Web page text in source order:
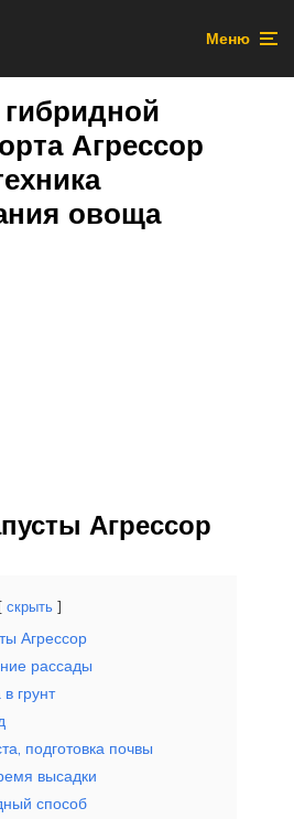
Меню
Агрессор
овоща
Агрессор
скрыть
Агрессор
рассады
грунт
подготовка почвы
высадки
способ